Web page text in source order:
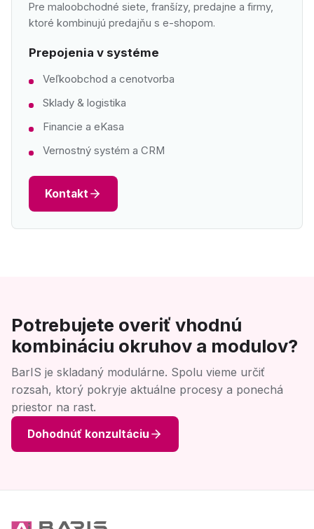
Pre maloobchodné siete, franšízy, predajne a firmy,
ktoré kombinujú predajňu s e-shopom.
Prepojenia v systéme
Veľkoobchod a cenotvorba
Sklady & logistika
Financie a eKasa
Vernostný systém a CRM
Kontakt
Potrebujete overiť vhodnú
kombináciu okruhov a modulov?
BarIS je skladaný modulárne. Spolu vieme určiť
rozsah, ktorý pokryje aktuálne procesy a ponechá
priestor na rast.
Dohodnúť konzultáciu